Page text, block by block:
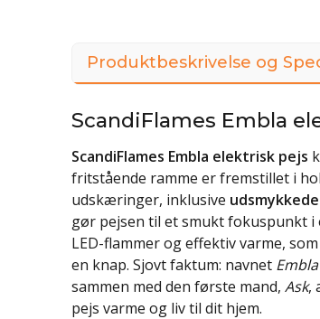
Produktbeskrivelse og
ScandiFlames Embla
ScandiFlames Embla elektrisk pejs
fritstående ramme er fremstillet i
udskæringer, inklusive
gør pejsen til et smukt fokuspunkt
LED-flammer og effektiv varme,
en knap. Sjovt faktum: navnet Embla
sammen med den første mand, Ask,
pejs varme og liv til dit hjem.